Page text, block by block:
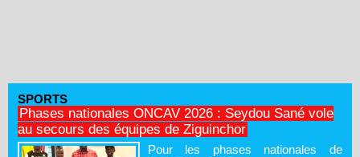
SPORTS
Phases nationales ONCAV 2026 : Seydou Sané vole
au secours des équipes de Ziguinchor
Pour les phases nationales de